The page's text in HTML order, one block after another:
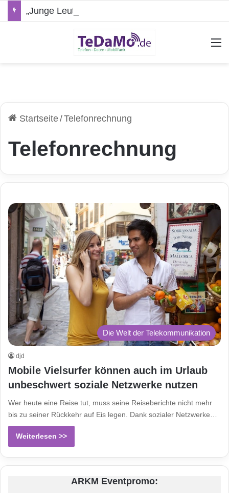
Startseite/Telefonrechnung
Telefonrechnung
Die Welt der Telekommunikation
djd
Mobile Vielsurfer können auch im Urlaub
unbeschwert soziale Netzwerke nutzen
Wer heute eine Reise tut, muss seine Reiseberichte nicht mehr
bis zu seiner Rückkehr auf Eis legen. Dank sozialer Netzwerke…
Weiterlesen >>
ARKM Eventpromo: